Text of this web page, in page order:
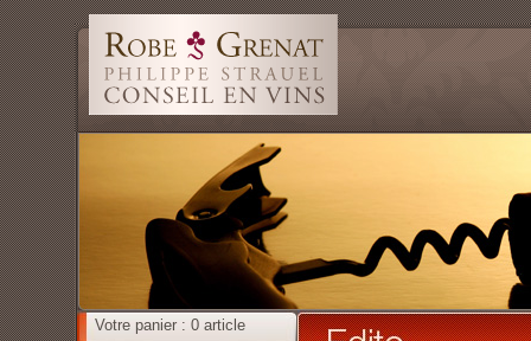
Votre panier : 0 article